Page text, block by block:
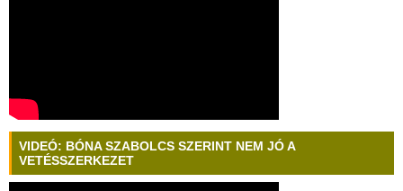
VIDEÓ: BÓNA SZABOLCS SZERINT NEM JÓ A
VETÉSSZERKEZET